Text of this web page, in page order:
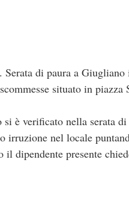
di paura a Giugliano
situato in piazza
si è verificato nella serata
irruzione nel locale
il dipendente presente